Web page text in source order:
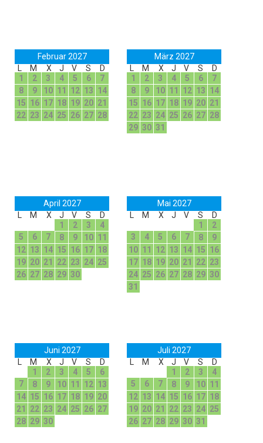
Februar 2027
L
M X J V S
D
1
2 3 4 5 6
7
8
9 10 11 12 13 14
15 16 17 18 19 20 21
22 23 24 25 26 27 28
März 2027
L
M X J V S
D
1
2 3 4 5 6
7
8
9 10 11 12 13 14
15 16 17 18 19 20 21
22 23 24 25 26 27 28
29 30 31
April 2027
L
M X J V S
D
1
2 3
4
5
6 7 8 9 10 11
12 13 14 15 16 17 18
19 20 21 22 23 24 25
26 27 28 29 30
Mai 2027
L
M X J V S
D
1
2
3
4 5 6 7 8
9
10 11 12 13 14 15 16
17 18 19 20 21 22 23
24 25 26 27 28 29 30
31
Juni 2027
L
M X J V S
D
1
2 3 4 5
6
7
8 9 10 11 12 13
14 15 16 17 18 19 20
21
22 23 24 25 26 27
28 29 30
Juli 2027
L
M X J V S
D
1
2 3
4
5
6 7 8 9 10 11
12 13 14 15 16 17 18
19 20 21 22 23 24 25
26 27 28 29 30 31